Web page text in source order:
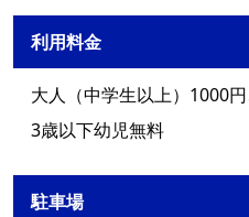
利用料金
大人（中学生以上）1000
3歳以下幼児無料
駐車場